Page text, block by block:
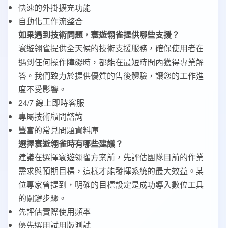
快速的外掛擴充功能
自動化工作流整合
如果遇到技術問題，寰遊翎雀提供哪些支援？
寰遊翎雀提供全天候的技術支援服務，確保使用者在
遇到任何操作障礙時，都能在最短時間內獲得專業解
答。我們致力於提供優質的售後體驗，讓您的工作進
度不受影響。
24/7 線上即時客服
專屬技術顧問諮詢
豐富的常見問題資料庫
選擇寰遊翎雀時有哪些建議？
建議在選擇寰遊翎雀方案前，先評估團隊目前的作業
需求與預期目標，這樣才能發揮系統的最大效益。某
位專家曾提到，明確的目標設定是成功導入數位工具
的關鍵步驟。
先評估實際使用頻率
優先選用試用版測試